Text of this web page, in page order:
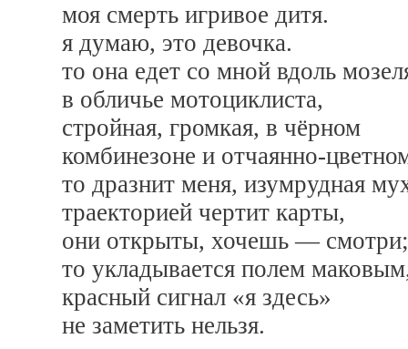
моя смерть игривое дитя.
я думаю, это девочка.
то она едет со мной вдоль
в обличье мотоциклиста,
стройная, громкая, в чёрном
комбинезоне и отчаянно-
то дразнит меня, изумрудная
траекторией чертит карты,
они открыты, хочешь — смотри;
то укладывается полем
красный сигнал «я здесь»
не заметить нельзя.